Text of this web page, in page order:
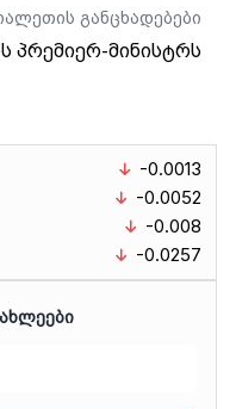
განცხადებები
პრემიერ-მინისტრს
-0.0013
-0.0052
-0.008
-0.0257